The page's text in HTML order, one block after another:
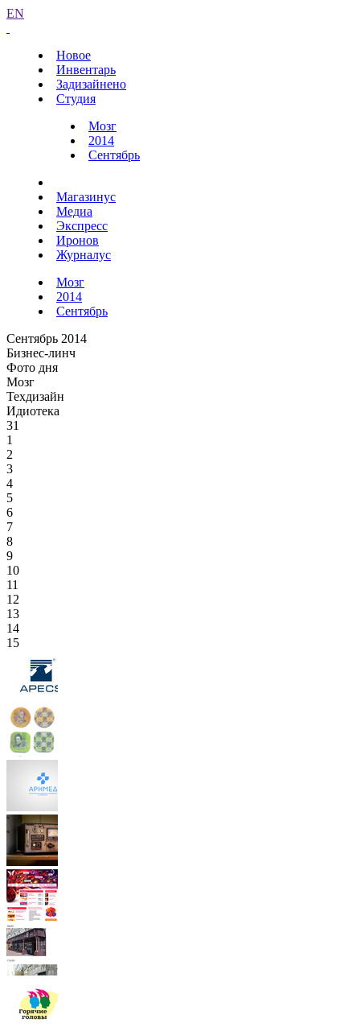
EN
Новое
Инвентарь
Задизайнено
Студия
Мозг
2014
Сентябрь
Магазинус
Медиа
Экспресс
Иронов
Журналус
Мозг
2014
Сентябрь
Сентябрь 2014
Бизнес-линч
Фото дня
Мозг
Техдизайн
Идиотека
31
1
2
3
4
5
6
7
8
9
10
11
12
13
14
15